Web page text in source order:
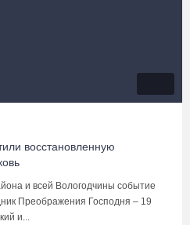
восстановленную
и всей Вологодчины событие
Преображения Господня – 19
и...